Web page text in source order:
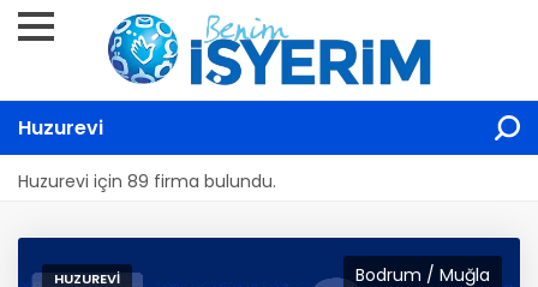
Huzurevi
Huzurevi için 89 firma bulundu.
Bodrum / Muğla
HUZUREVI